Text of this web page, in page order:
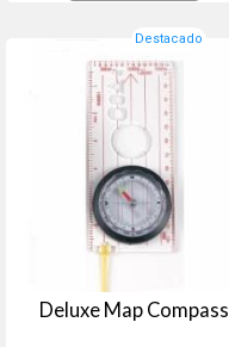
Destacado
Deluxe Map Compass